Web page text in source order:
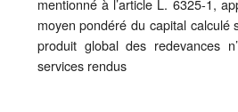
mentionné à l’article L. 6325-1,
moyen pondéré du capital
produit global des redevances
services rendus